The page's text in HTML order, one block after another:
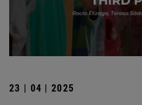
23 | 04 | 2025